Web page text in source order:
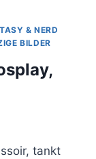
& NERD
BILDER
tankt